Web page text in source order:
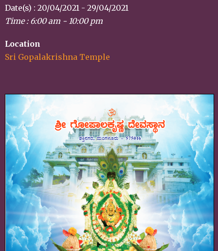
Date(s) : 20/04/2021 - 29/04/2021
Time : 6:00 am - 10:00 pm
Location
Sri Gopalakrishna Temple